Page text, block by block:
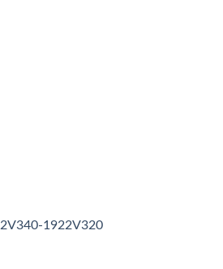
1922V320